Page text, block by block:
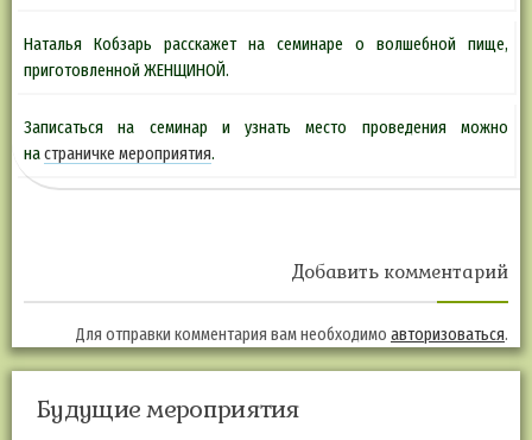
Наталья Кобзарь расскажет на семинаре о волшебной пище,
приготовленной ЖЕНЩИНОЙ.
Записаться на семинар и узнать место проведения можно
настраничке мероприятия.
Добавить комментарий
Для отправки комментария вам необходимо авторизоваться.
Будущие мероприятия